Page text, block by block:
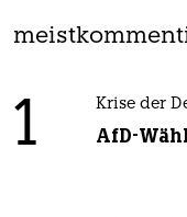
1 Krise der
AfD-